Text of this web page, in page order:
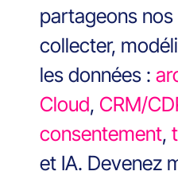
partageons
collecter,
les données :
Cloud, CRM/
consentement,
et IA. Devenez